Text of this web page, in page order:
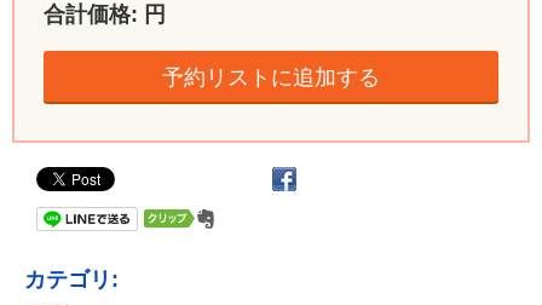
合計価格: 円
予約リストに追加する
カテゴリ: